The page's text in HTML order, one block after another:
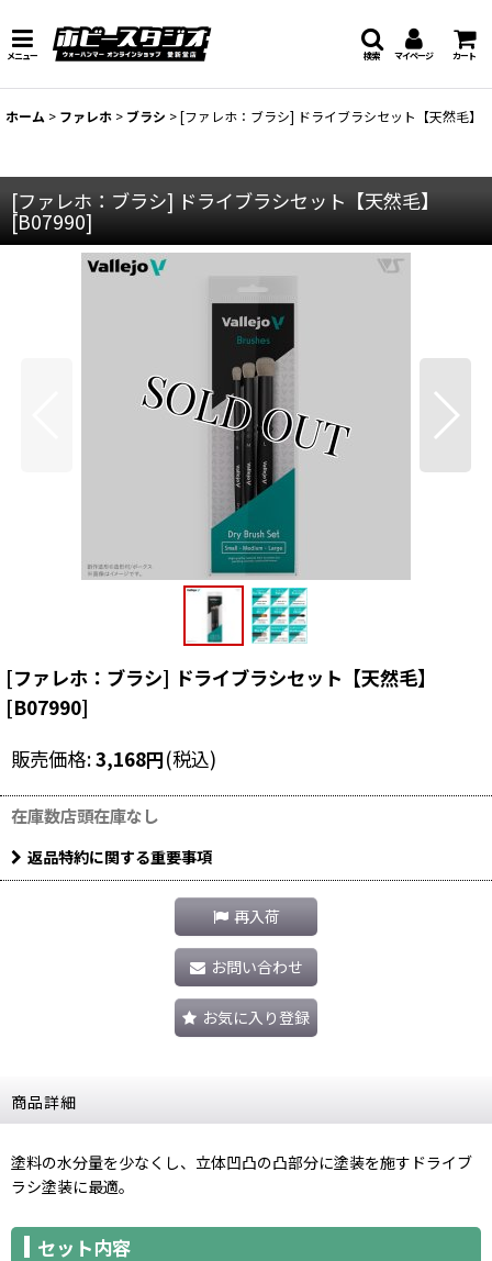
メニュー マイページ カート
検索
ホーム > ファレホ > ブラシ >[ファレホ：ブラシ] ドライブラシセット【天然毛】
[ファレホ：ブラシ] ドライブラシセット【天然毛】
[B07990]
[ファレホ：ブラシ] ドライブラシセット【天然毛】
[B07990]
販売価格:3,168円(税込)
在庫数店頭在庫なし
返品特約に関する重要事項
再入荷
お問い合わせ
お気に入り登録
商品詳細
塗料の水分量を少なくし、立体凹凸の凸部分に塗装を施すドライブ
ラシ塗装に最適。
セット内容